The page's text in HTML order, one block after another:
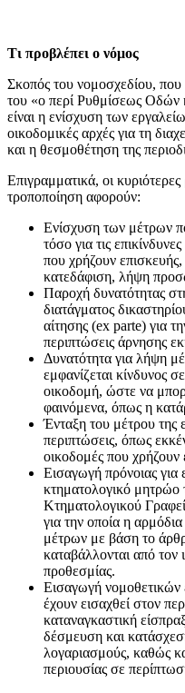
Τι προβλέπει ο νόμος
Σκοπός του νομοσχεδίου, που
του «ο περί Ρυθμίσεως
είναι η ενίσχυση των
οικοδομικές αρχές για τη
και η θεσμοθέτηση της
Επιγραμματικά, οι
τροποποίηση αφορούν:
Ενίσχυση των μέτρων
τόσο για τις
που χρήζουν
κατεδάφιση, λήψη
Παροχή δυνατότητας
διατάγματος
αίτησης (ex parte) για
περιπτώσεις άρνησης
Δυνατότητα για λήψη
εμφανίζεται κίνδυνος
οικοδομή, ώστε να
φαινόμενα, όπως η
Ένταξη του μέτρου της
περιπτώσεις, όπως
οικοδομές που χρήζουν
Εισαγωγή πρόνοιας
κτηματολογικό μητρώο
Κτηματολογικού
για την οποία η
μέτρων με βάση το
καταβάλλονται από τον
προθεσμίας.
Εισαγωγή νομοθετικών
έχουν εισαχθεί στον
καταναγκαστική
δέσμευση και
λογαριασμούς, καθώς
περιουσίας σε